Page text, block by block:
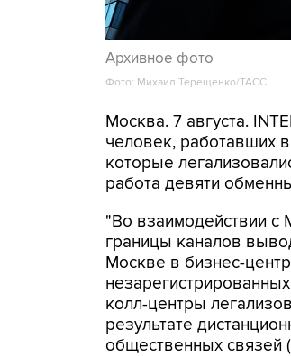
Архивное фото
Фото: Михаил Терещенко/ТАСС
Москва. 7 августа.
человек, работавших
которые
работа девяти
"Во взаимодействии с
границы каналов
Москве в бизнес-
колл-центры
результате
общественных